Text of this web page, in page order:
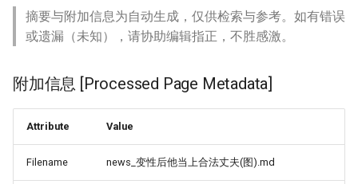
摘要与附加信息为自动生成，仅供检索与参考。如有错误
或遗漏（未知），请协助编辑指正，不胜感激。
附加信息 [Processed Page Metadata]
Attribute Value
Filename news_变性后他当上合法丈夫(图).md